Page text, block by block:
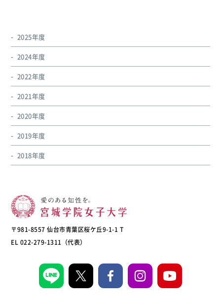
2025年度
2024年度
2022年度
2021年度
2020年度
2019年度
2018年度
〒981-8557 仙台市青葉区桜ケ丘9-1-1 T
EL 022-279-1311（代表）